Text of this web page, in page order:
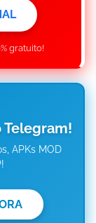
gratuito!
Telegram!
APKs MOD